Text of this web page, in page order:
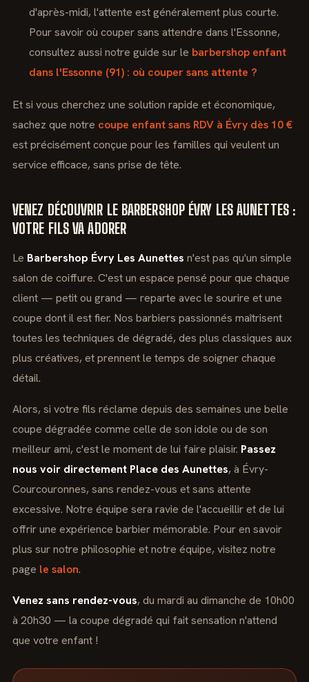
d'après-midi, l'attente est généralement plus courte.
Pour savoir où couper sans attendre dans l'Essonne,
consultez aussi notre guide sur le barbershop enfant
dans l'Essonne (91) : où couper sans attente ?
Et si vous cherchez une solution rapide et économique,
sachez que notre coupe enfant sans RDV à Évry dès 10 €
est précisément conçue pour les familles qui veulent un
service efficace, sans prise de tête.
VENEZ DÉCOUVRIR LE BARBERSHOP ÉVRY LES AUNETTES :
VOTRE FILS VA ADORER
Le Barbershop Évry Les Aunettes n'est pas qu'un simple
salon de coiffure. C'est un espace pensé pour que chaque
client — petit ou grand — reparte avec le sourire et une
coupe dont il est fier. Nos barbiers passionnés maîtrisent
toutes les techniques de dégradé, des plus classiques aux
plus créatives, et prennent le temps de soigner chaque
détail.
Alors, si votre fils réclame depuis des semaines une belle
coupe dégradée comme celle de son idole ou de son
meilleur ami, c'est le moment de lui faire plaisir. Passez
nous voir directement Place des Aunettes, à Évry-
Courcouronnes, sans rendez-vous et sans attente
excessive. Notre équipe sera ravie de l'accueillir et de lui
offrir une expérience barbier mémorable. Pour en savoir
plus sur notre philosophie et notre équipe, visitez notre
page le salon.
Venez sans rendez-vous, du mardi au dimanche de 10h00
à 20h30 — la coupe dégradé qui fait sensation n'attend
que votre enfant !